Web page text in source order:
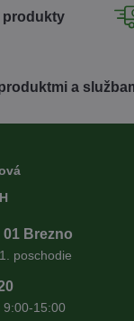
produkty
a
01 Brezno
poschodie
9:00-15:00